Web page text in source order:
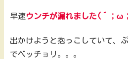
早速ウンチが漏れました(´；ω
出かけようと抱っこしていて、
でベッチョリ。。。